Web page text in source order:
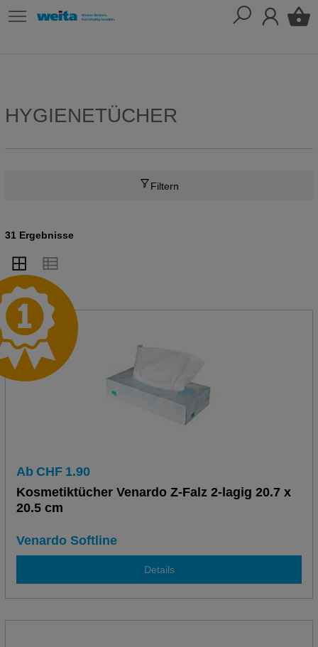
HYGIENETÜCHER
Filtern
31 Ergebnisse
Ab CHF 1.90
Kosmetiktücher Venardo Z-Falz 2-lagig 20.7 x
20.5 cm
Venardo Softline
Details